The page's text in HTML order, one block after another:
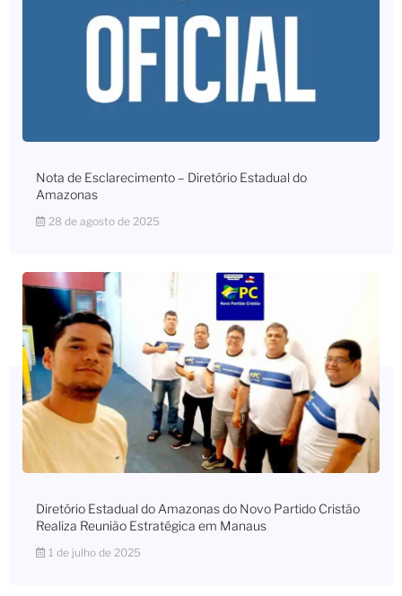
Nota de Esclarecimento – Diretório Estadual do
Amazonas
28 de agosto de 2025
Diretório Estadual do Amazonas do Novo Partido Cristão
Realiza Reunião Estratégica em Manaus
1 de julho de 2025